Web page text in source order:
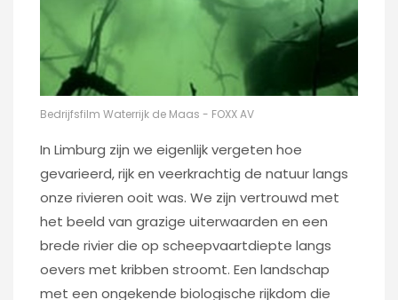
Bedrijfsfilm Waterrijk de Maas - FOXX AV
In Limburg zijn we eigenlijk vergeten hoe
gevarieerd, rijk en veerkrachtig de natuur langs
onze rivieren ooit was. We zijn vertrouwd met
het beeld van grazige uiterwaarden en een
brede rivier die op scheepvaartdiepte langs
oevers met kribben stroomt. Een landschap
met een ongekende biologische rijkdom die